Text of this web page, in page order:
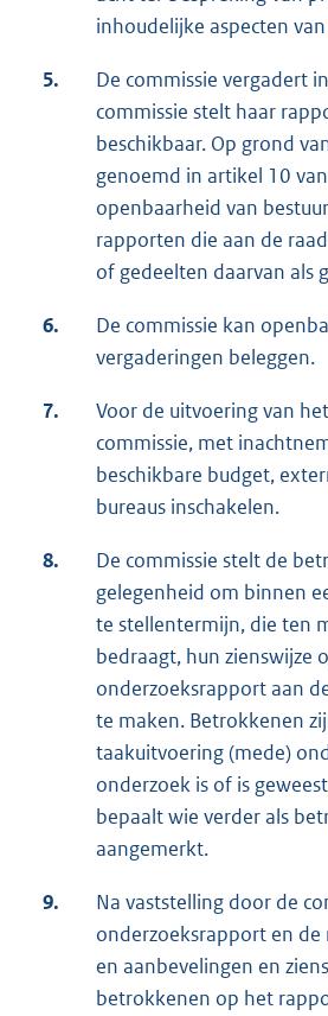
inhoudelijke aspecten
5.
De commissie vergadert
commissie stelt haar
beschikbaar. Op grond
genoemd in artikel 10
openbaarheid van
rapporten die aan de
of gedeelten daarvan als
6.
De commissie kan
vergaderingen beleggen.
7.
Voor de uitvoering van
commissie, met
beschikbare budget,
bureaus inschakelen.
8.
De commissie stelt de
gelegenheid om binnen
te stellentermijn, die ten
bedraagt, hun zienswijze
onderzoeksrapport aan
te maken. Betrokkenen
taakuitvoering (mede)
onderzoek is of is
bepaalt wie verder als
aangemerkt.
9.
Na vaststelling door de
onderzoeksrapport en de
en aanbevelingen en
betrokkenen op het